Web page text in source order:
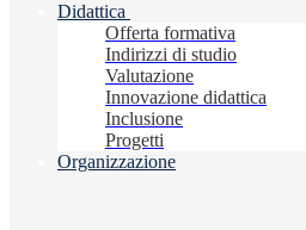
Didattica
Offerta formativa
Indirizzi di studio
Valutazione
Innovazione didattica
Inclusione
Progetti
Organizzazione